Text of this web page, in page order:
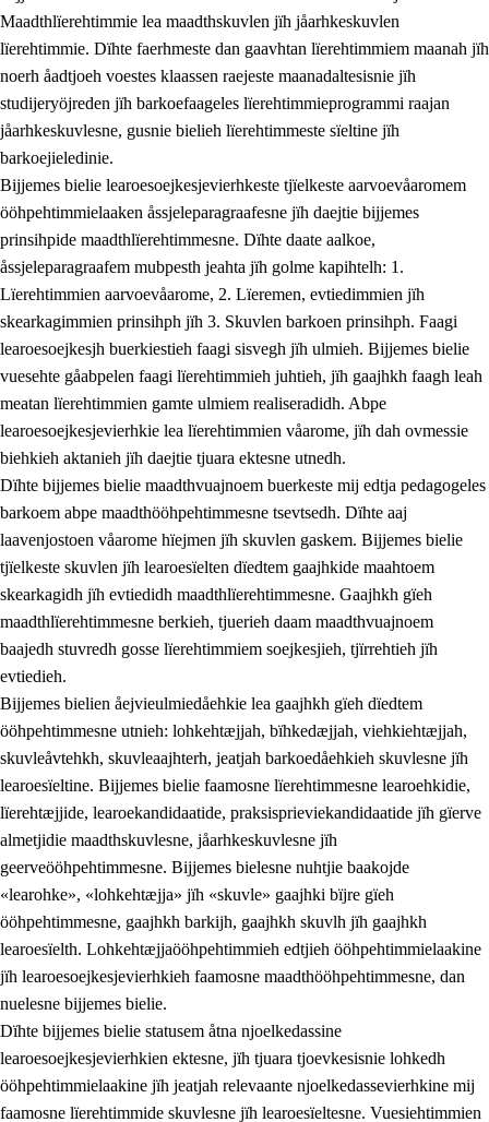
Maadthlïerehtimmie lea maadthskuvlen jïh jåarhkeskuvlen
lïerehtimmie. Dïhte faerhmeste dan gaavhtan lïerehtimmiem maanah jïh
noerh åadtjoeh voestes klaassen raejeste maanadaltesisnie jïh
studijeryöjreden jïh barkoefaageles lïerehtimmieprogrammi raajan
jåarhkeskuvlesne, gusnie bielieh lïerehtimmeste sïeltine jïh
barkoejieledinie.
Bijjemes bielie learoesoejkesjevierhkeste tjïelkeste aarvoevåaromem
ööhpehtimmielaaken åssjeleparagraafesne jïh daejtie bijjemes
prinsihpide maadthlïerehtimmesne. Dïhte daate aalkoe,
åssjeleparagraafem mubpesth jeahta jïh golme kapihtelh: 1.
Lïerehtimmien aarvoevåarome, 2. Lïeremen, evtiedimmien jïh
skearkagimmien prinsihph jïh 3. Skuvlen barkoen prinsihph. Faagi
learoesoejkesjh buerkiestieh faagi sisvegh jïh ulmieh. Bijjemes bielie
vuesehte gåabpelen faagi lïerehtimmieh juhtieh, jïh gaajhkh faagh leah
meatan lïerehtimmien gamte ulmiem realiseradidh. Abpe
learoesoejkesjevierhkie lea lïerehtimmien våarome, jïh dah ovmessie
biehkieh aktanieh jïh daejtie tjuara ektesne utnedh.
Dïhte bijjemes bielie maadthvuajnoem buerkeste mij edtja pedagogeles
barkoem abpe maadthööhpehtimmesne tsevtsedh. Dïhte aaj
laavenjostoen våarome hïejmen jïh skuvlen gaskem. Bijjemes bielie
tjïelkeste skuvlen jïh learoesïelten dïedtem gaajhkide maahtoem
skearkagidh jïh evtiedidh maadthlïerehtimmesne. Gaajhkh gïeh
maadthlïerehtimmesne berkieh, tjuerieh daam maadthvuajnoem
baajedh stuvredh gosse lïerehtimmiem soejkesjieh, tjïrrehtieh jïh
evtiedieh.
Bijjemes bielien åejvieulmiedåehkie lea gaajhkh gïeh dïedtem
ööhpehtimmesne utnieh: lohkehtæjjah, bïhkedæjjah, viehkiehtæjjah,
skuvleåvtehkh, skuvleaajhterh, jeatjah barkoedåehkieh skuvlesne jïh
learoesïeltine. Bijjemes bielie faamosne lïerehtimmesne learoehkidie,
lïerehtæjjide, learoekandidaatide, praksisprieviekandidaatide jïh gïerve
almetjidie maadthskuvlesne, jåarhkeskuvlesne jïh
geerveööhpehtimmesne. Bijjemes bielesne nuhtjie baakojde
«learohke», «lohkehtæjja» jïh «skuvle» gaajhki bïjre gïeh
ööhpehtimmesne, gaajhkh barkijh, gaajhkh skuvlh jïh gaajhkh
learoesïelth. Lohkehtæjjaööhpehtimmieh edtjieh ööhpehtimmielaakine
jïh learoesoejkesjevierhkieh faamosne maadthööhpehtimmesne, dan
nuelesne bijjemes bielie.
Dïhte bijjemes bielie statusem åtna njoelkedassine
learoesoejkesjevierhkien ektesne, jïh tjuara tjoevkesisnie lohkedh
ööhpehtimmielaakine jïh jeatjah relevaante njoelkedassevierhkine mij
faamosne lïerehtimmide skuvlesne jïh learoesïeltesne. Vuesiehtimmien